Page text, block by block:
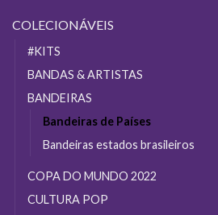
COLECIONÁVEIS
#KITS
BANDAS & ARTISTAS
BANDEIRAS
Bandeiras de Países
Bandeiras estados brasileiros
COPA DO MUNDO 2022
CULTURA POP